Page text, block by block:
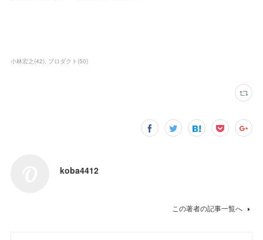
小林宏之 (42) プロダクト (50)
koba4412
この著者の記事一覧へ